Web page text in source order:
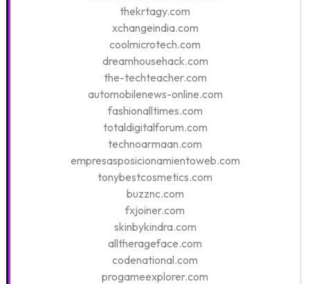
thekrtagy.com
xchangeindia.com
coolmicrotech.com
dreamhousehack.com
the-techteacher.com
automobilenews-online.com
fashionalltimes.com
totaldigitalforum.com
technoarmaan.com
empresasposicionamientoweb.com
tonybestcosmetics.com
buzznc.com
fxjoiner.com
skinbykindra.com
alltherageface.com
codenational.com
progameexplorer.com